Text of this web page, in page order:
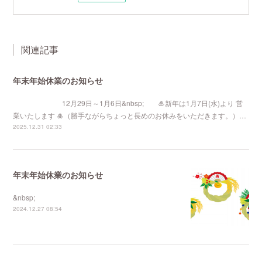
関連記事
年末年始休業のお知らせ
12月29日～1月6日&nbsp; 🎍新年は1月7日(水)より 営
業いたします 🎍（勝手ながらちょっと長めのお休みをいただきます。）…
2025.12.31 02:33
年末年始休業のお知らせ
&nbsp;
2024.12.27 08:54